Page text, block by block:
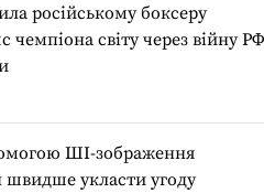
російському боксеру
чемпіона світу через війну РФ
ШІ-зображення
швидше укласти угоду